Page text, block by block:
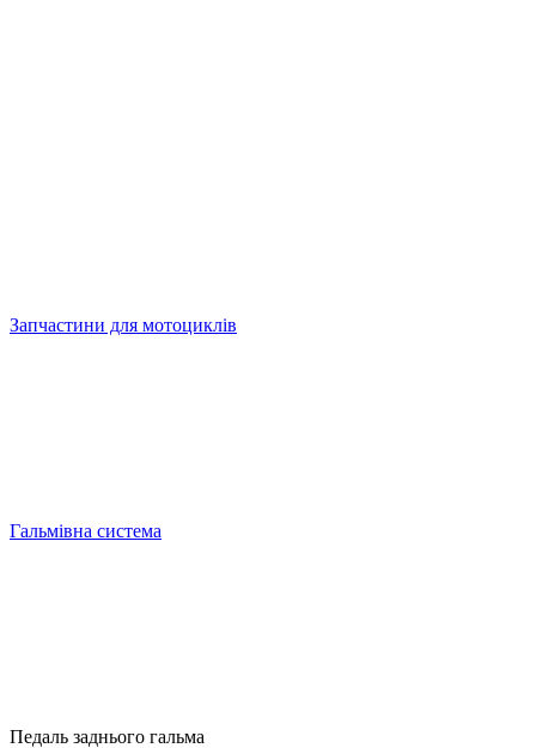
Запчастини для мотоциклів
Гальмівна система
Педаль заднього гальма